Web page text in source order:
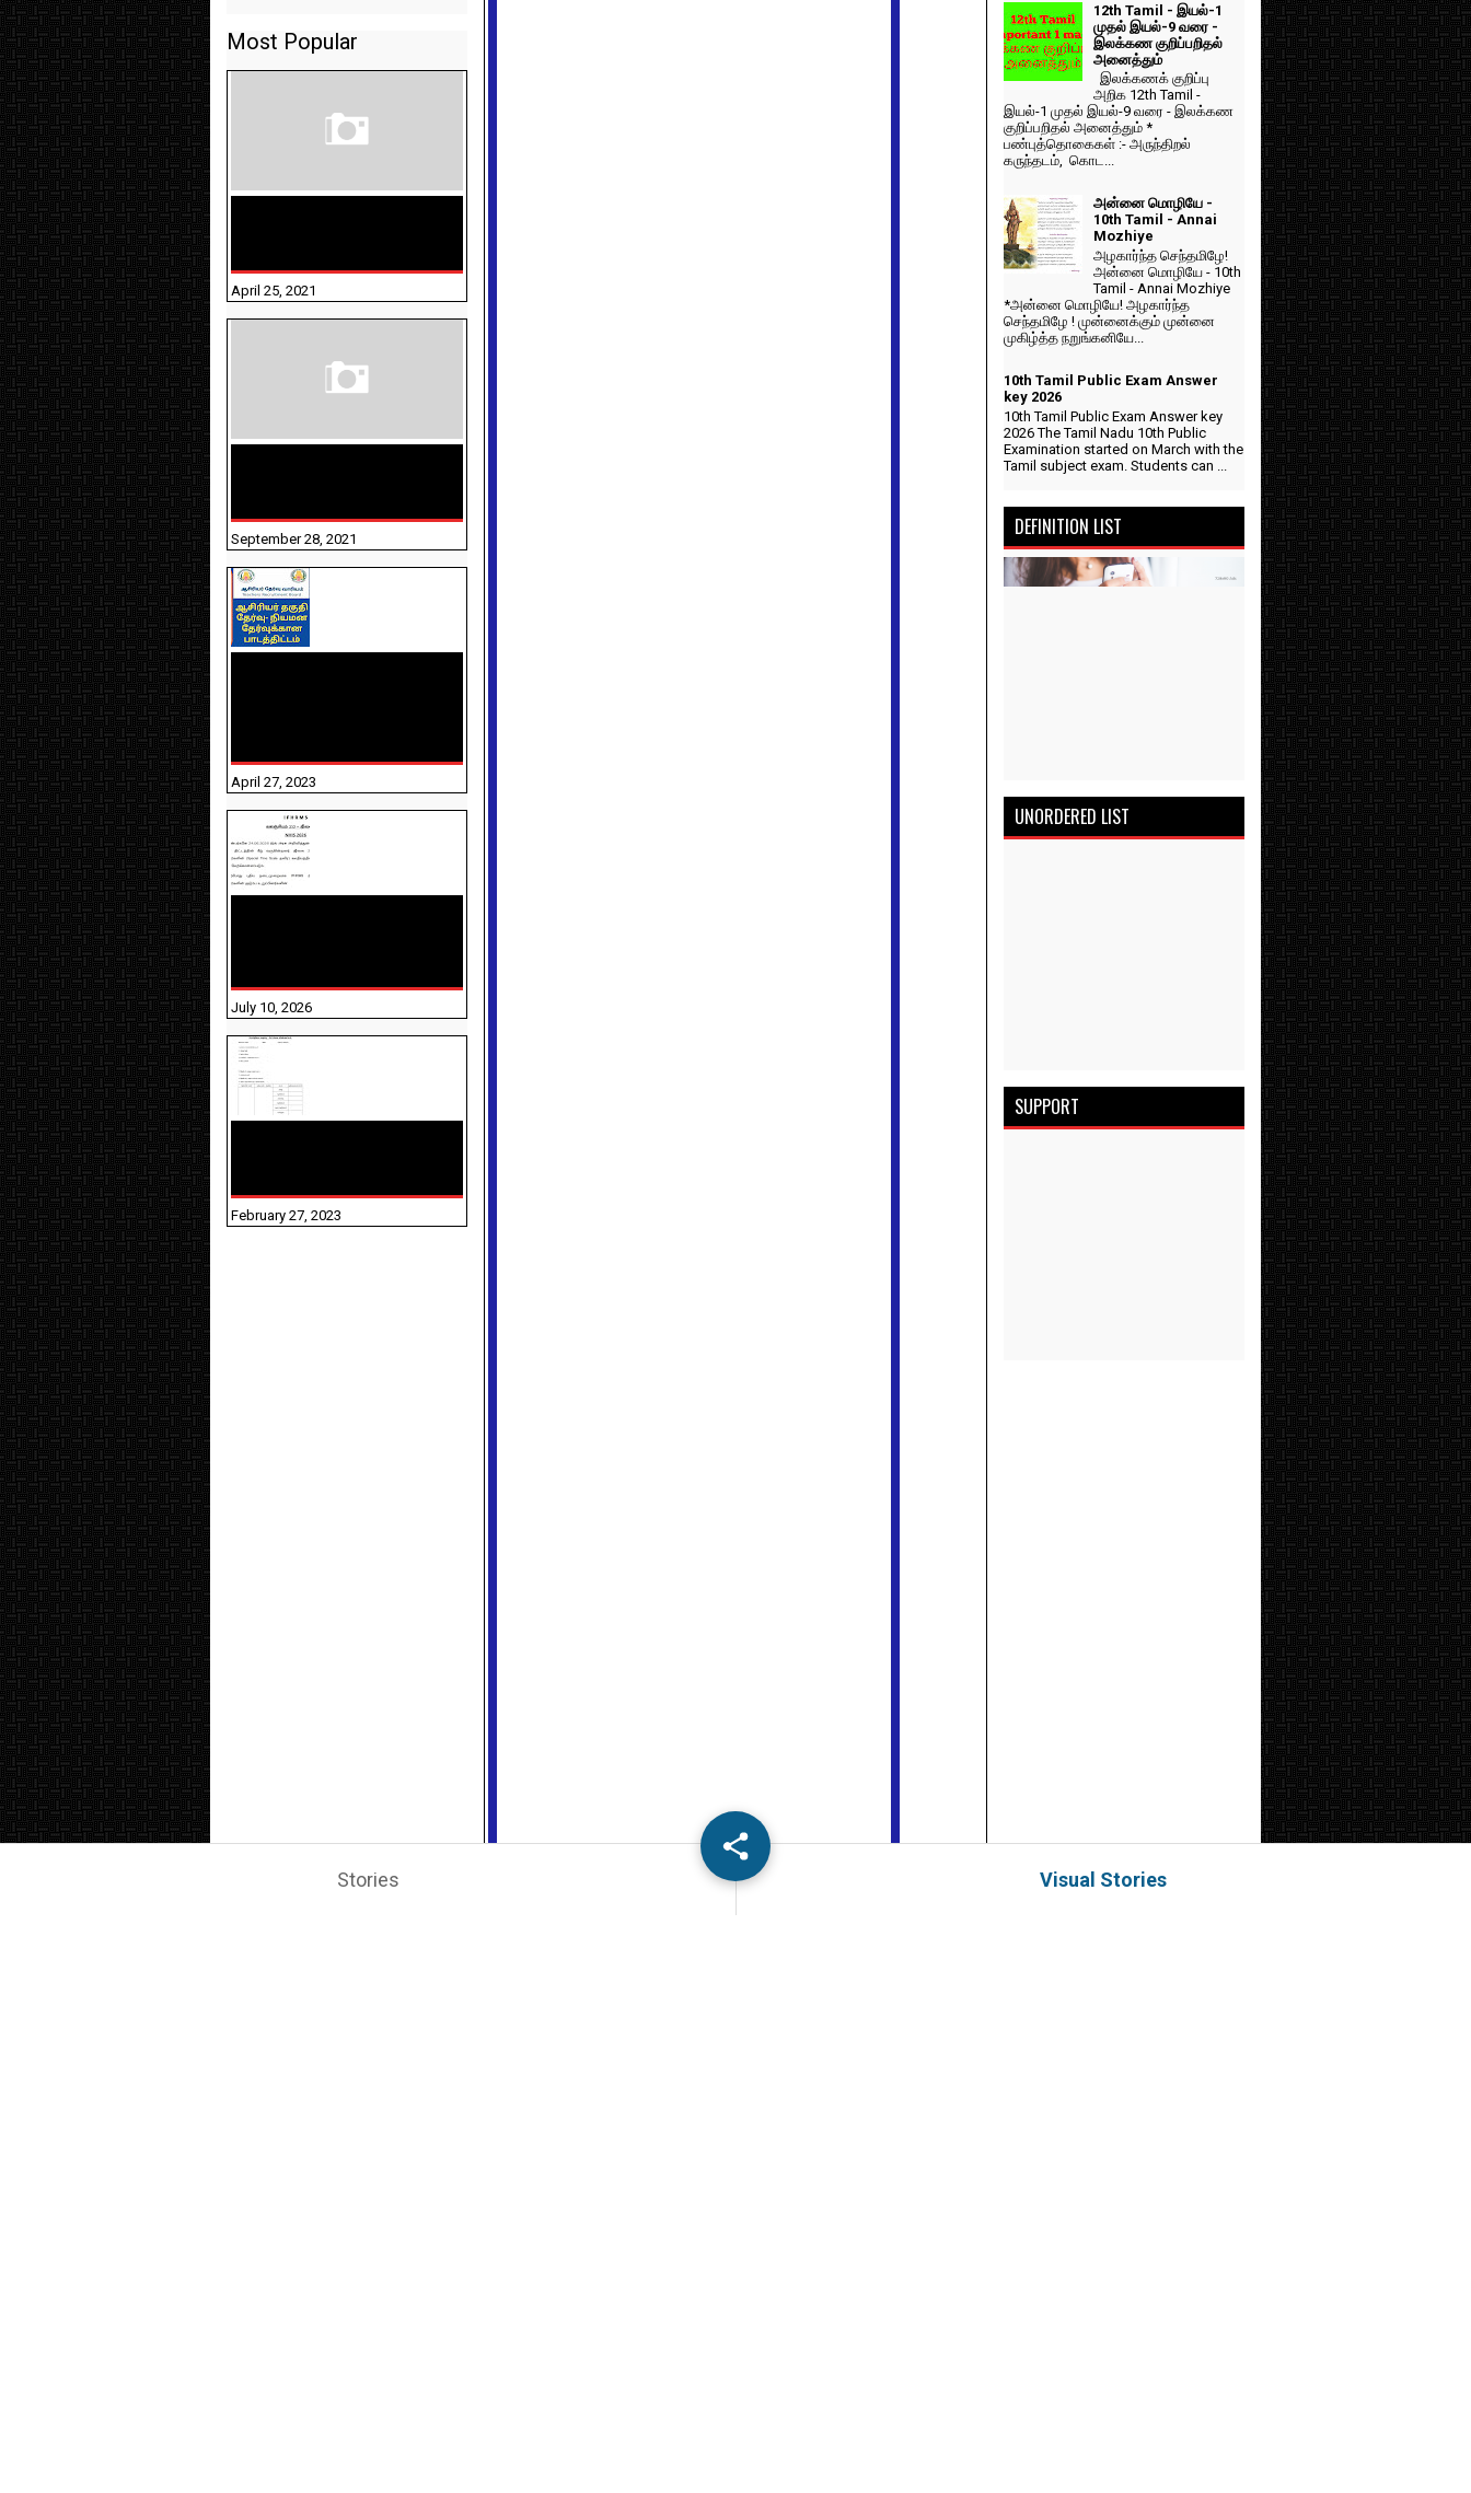
Most Popular
April 25, 2021
September 28, 2021
April 27, 2023
July 10, 2026
February 27, 2023
12th Tamil - இயல்-1
முதல் இயல்-9 வரை -
இலக்கண குறிப்பறிதல்
அனைத்தும்
இலக்கணக் குறிப்பு
அறிக 12th Tamil -
இயல்-1 முதல் இயல்-9 வரை - இலக்கண
குறிப்பறிதல் அனைத்தும் *
பண்புத்தொகைகள் :- அருந்திறல்
கருந்தடம், கொட...
அன்னை மொழியே -
10th Tamil - Annai
Mozhiye
அழகார்ந்த செந்தமிழே!
அன்னை மொழியே - 10th
Tamil - Annai Mozhiye
*அன்னை மொழியே! அழகார்ந்த
செந்தமிழே ! முன்னைக்கும் முன்னை
முகிழ்த்த நறுங்கனியே...
10th Tamil Public Exam Answer
key 2026
10th Tamil Public Exam Answer key
2026 The Tamil Nadu 10th Public
Examination started on March with the
Tamil subject exam. Students can ...
DEFINITION LIST
UNORDERED LIST
SUPPORT
Stories Visual Stories